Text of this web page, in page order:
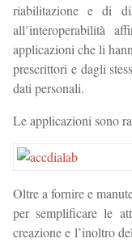
riabilitazione e di
all’interoperabilità
applicazioni che li
prescrittori e dagli
dati personali.
Le applicazioni sono
Oltre a fornire e
per semplificare le
creazione e l’inoltro